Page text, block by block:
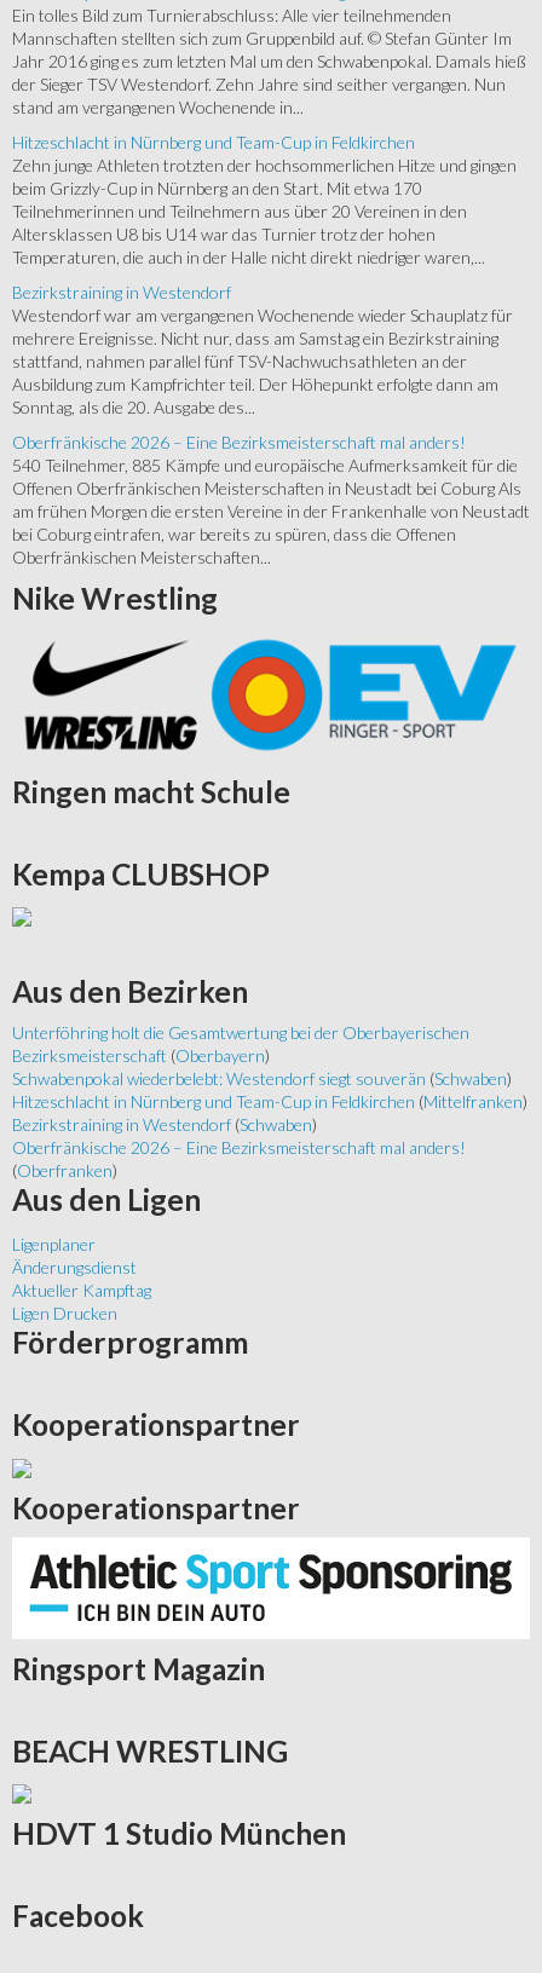
Ein tolles Bild zum Turnierabschluss: Alle vier teilnehmenden
Mannschaften stellten sich zum Gruppenbild auf. © Stefan Günter Im
Jahr 2016 ging es zum letzten Mal um den Schwabenpokal. Damals hieß
der Sieger TSV Westendorf. Zehn Jahre sind seither vergangen. Nun
stand am vergangenen Wochenende in...
Hitzeschlacht in Nürnberg und Team-Cup in Feldkirchen
Zehn junge Athleten trotzten der hochsommerlichen Hitze und gingen
beim Grizzly-Cup in Nürnberg an den Start. Mit etwa 170
Teilnehmerinnen und Teilnehmern aus über 20 Vereinen in den
Altersklassen U8 bis U14 war das Turnier trotz der hohen
Temperaturen, die auch in der Halle nicht direkt niedriger waren,...
Bezirkstraining in Westendorf
Westendorf war am vergangenen Wochenende wieder Schauplatz für
mehrere Ereignisse. Nicht nur, dass am Samstag ein Bezirkstraining
stattfand, nahmen parallel fünf TSV-Nachwuchsathleten an der
Ausbildung zum Kampfrichter teil. Der Höhepunkt erfolgte dann am
Sonntag, als die 20. Ausgabe des...
Oberfränkische 2026 – Eine Bezirksmeisterschaft mal anders!
540 Teilnehmer, 885 Kämpfe und europäische Aufmerksamkeit für die
Offenen Oberfränkischen Meisterschaften in Neustadt bei Coburg Als
am frühen Morgen die ersten Vereine in der Frankenhalle von Neustadt
bei Coburg eintrafen, war bereits zu spüren, dass die Offenen
Oberfränkischen Meisterschaften...
Nike Wrestling
Ringen macht Schule
Kempa CLUBSHOP
Aus den Bezirken
Unterföhring holt die Gesamtwertung bei der Oberbayerischen
Bezirksmeisterschaft (Oberbayern)
Schwabenpokal wiederbelebt: Westendorf siegt souverän (Schwaben)
Hitzeschlacht in Nürnberg und Team-Cup in Feldkirchen (Mittelfranken)
Bezirkstraining in Westendorf (Schwaben)
Oberfränkische 2026 – Eine Bezirksmeisterschaft mal anders!
(Oberfranken)
Aus den Ligen
Ligenplaner
Änderungsdienst
Aktueller Kampftag
Ligen Drucken
Förderprogramm
Kooperationspartner
Kooperationspartner
Ringsport Magazin
BEACH WRESTLING
HDVT 1 Studio München
Facebook